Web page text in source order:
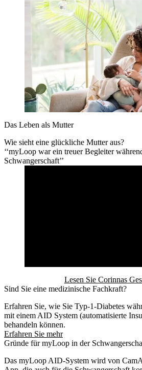
Das Leben als Mutter
Wie sieht eine glückliche Mutter aus?
‘‘myLoop war ein treuer Begleiter
Schwangerschaft’’
Lesen Sie Corinnas
Sind Sie eine medizinische Fachkraft?
Erfahren Sie, wie Sie Typ-1-Diabetes
mit einem AID System (automatisierte
behandeln können.
Erfahren Sie mehr
Gründe für myLoop in der
Das myLoop AID-System wird von